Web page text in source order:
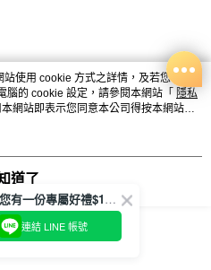
使用 cookie 方式之詳情，及若您不希
腦的 cookie 設定，請參閱本網站「 隱私
網站即表示您同意本公司得按本網站使
道了
🎉您有一份專屬好禮$100正等著您🎁
連結 LINE 帳號